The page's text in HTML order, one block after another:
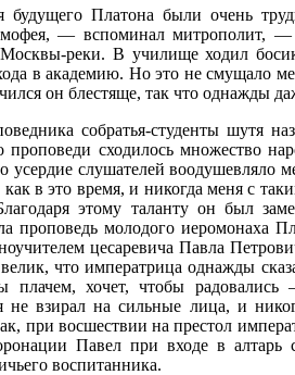
будущего Платона были очень
— вспоминал митрополит,
реки. В училище ходил
в академию. Но это не смущало
он блестяще, так что однажды
собратья-студенты шутя
проповеди сходилось множество
усердие слушателей
как в это время, и никогда меня с
этому таланту он был
проповедь молодого иеромонаха
цесаревича Павла
что императрица однажды
хочет, чтобы
не взирал на сильные лица, и
при восшествии на престол
Павел при входе в алтарь
воспитанника.